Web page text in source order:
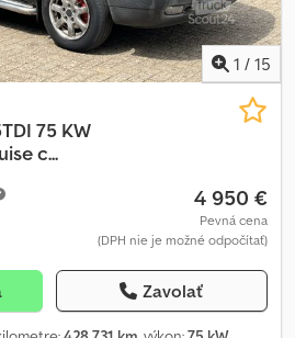
1 / 15
75 KW
c...
4 950 €
Pevná cena
(DPH nie je možné odpočítať)
Zavolať